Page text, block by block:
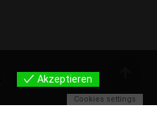
Akzeptieren
Cookies settings